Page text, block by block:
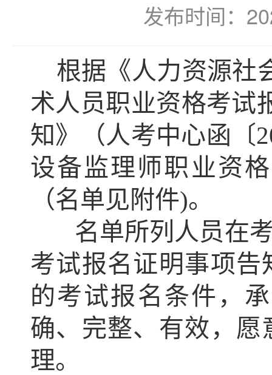
发布时间：
根据《人力资源社
术人员职业资格考试
知》（人考中心函〔
设备监理师职业资
（名单见附件)。
名单所列人员在考
考试报名证明事项
的考试报名条件，
确、完整、有效，
理。